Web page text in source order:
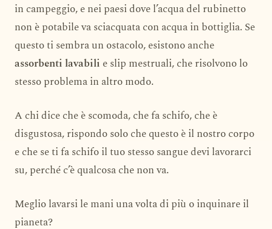
in campeggio, e nei paesi dove l’acqua del rubinetto
non è potabile va sciacquata con acqua in bottiglia. Se
questo ti sembra un ostacolo, esistono anche
assorbenti lavabili e slip mestruali, che risolvono lo
stesso problema in altro modo.
A chi dice che è scomoda, che fa schifo, che è
disgustosa, rispondo solo che questo è il nostro corpo
e che se ti fa schifo il tuo stesso sangue devi lavorarci
su, perché c’è qualcosa che non va.
Meglio lavarsi le mani una volta di più o inquinare il
pianeta?